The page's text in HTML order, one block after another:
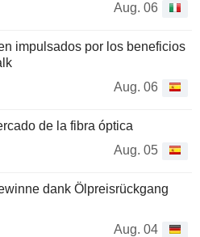
Aug. 06
impulsados por los beneficios
Aug. 06
de la fibra óptica
Aug. 05
dank Ölpreisrückgang
Aug. 04